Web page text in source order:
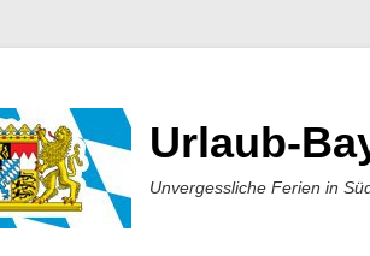
Urlaub-
Unvergessliche Ferien in